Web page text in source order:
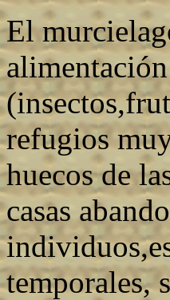
El
refugios
huecos de
casas
temporales,